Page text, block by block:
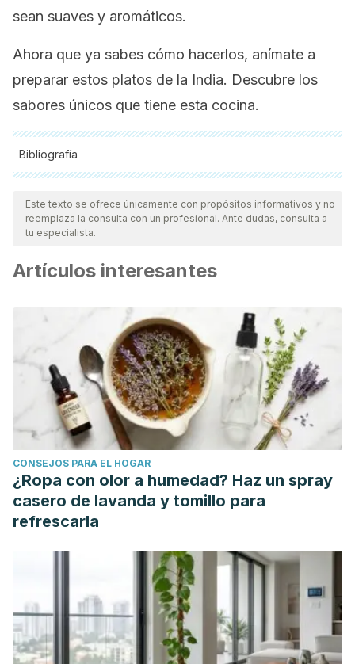
sean suaves y aromáticos.
Ahora que ya sabes cómo hacerlos, anímate a
preparar estos platos de la India. Descubre los
sabores únicos que tiene esta cocina.
Bibliografía
Todas las fuentes citadas fueron revisadas a profundidad por
nuestro equipo, para asegurar su calidad, confiabilidad,
vigencia y validez.La bibliografía de este artículo fue
científica.
Rojas Allende, D., Figueras Díaz, F., & Durán Agüero, S.
(2017). Ventajas y desventajas nutricionales de ser vegano
Revista chilena de nutrición, 44 (3), 218-225.
Abreu Olivo, E., & Rangel, J. M. (2008). India, 1961-2003:
Abastecimiento alimentario, consumo de alimentos y
nutrición.
Agroalimentaria,14(27), 95-124.
Junge, P. (2012). La Medicina Ayurveda en India
Contemporánea: Conservando la Identidad en un Mundo
Transcultural.Scripta Ethnologica
FAO. India: resumen. Disponible en:
https://www.fao.org/ag/agn/nutrition/ind_es.stm
cuerpo-mente en la medicina ayurvédica de la India y en la
biomedicina contemporánea.Antípoda. Revista de
antropología y arqueología, (3), 91-121.
FAO. Beneficios nutricionales de las legumbres. Disponible
en: https://www.fao.org/3/i5384s/i5384s.pdf
Este texto se ofrece únicamente con propósitos informativos y no
reemplaza la consulta con un profesional. Ante dudas, consulta a
tu especialista.
Artículos interesantes
CONSEJOS PARA EL HOGAR
¿Ropa con olor a humedad? Haz un spray
casero de lavanda y tomillo para
refrescarla